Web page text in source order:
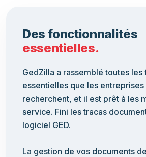
Des fonctionnalités
essentielles.
GedZilla a rassemblé toutes
essentielles que les
recherchent, et il est prêt à les
service. Fini les tracas
logiciel GED.
La gestion de vos documents